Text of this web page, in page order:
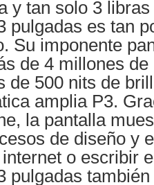
y tan solo 3
pulgadas es tan
Su imponente
de 4 millones
de 500 nits de
amplia P3.
la pantalla
de diseño y
o escribir
pulgadas